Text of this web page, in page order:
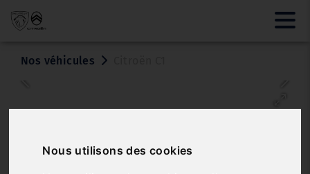
Nous utilisons des cookies
Nos véhicules